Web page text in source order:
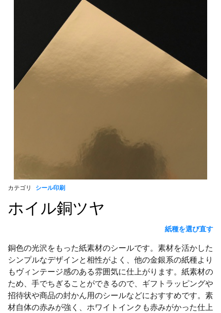
カテゴリ シール印刷
ホイル銅ツヤ
紙種を選び直す
銅色の光沢をもった紙素材のシールです。素材を活かした
シンプルなデザインと相性がよく、他の金銀系の紙種より
もヴィンテージ感のある雰囲気に仕上がります。紙素材の
ため、手でちぎることができるので、ギフトラッピングや
招待状や商品の封かん用のシールなどにおすすめです。素
材自体の赤みが強く、ホワイトインクも赤みがかった仕上